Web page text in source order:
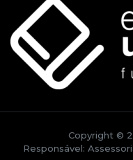
Copyright ©
Responsável: